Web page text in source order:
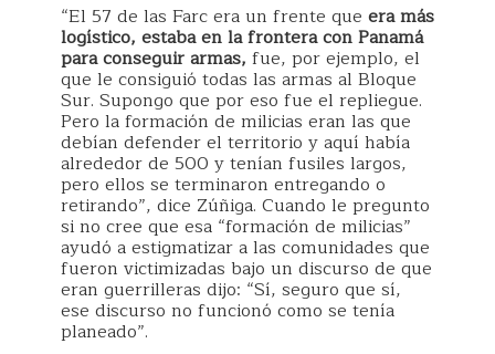
“El 57 de las Farc era un frente que era más
logístico, estaba en la frontera con Panamá
para conseguir armas, fue, por ejemplo, el
que le consiguió todas las armas al Bloque
Sur. Supongo que por eso fue el repliegue.
Pero la formación de milicias eran las que
debían defender el territorio y aquí había
alrededor de 500 y tenían fusiles largos,
pero ellos se terminaron entregando o
retirando”, dice Zúñiga. Cuando le pregunto
si no cree que esa “formación de milicias”
ayudó a estigmatizar a las comunidades que
fueron victimizadas bajo un discurso de que
eran guerrilleras dijo: “Sí, seguro que sí,
ese discurso no funcionó como se tenía
planeado”.